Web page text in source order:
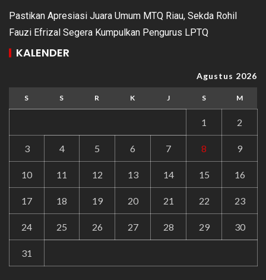
Pastikan Apresiasi Juara Umum MTQ Riau, Sekda Rohil
Fauzi Efrizal Segera Kumpulkan Pengurus LPTQ
KALENDER
Agustus 2026
S S R K J S M
1 2
3 4 5 6 7 8 9
10 11 12 13 14 15 16
17 18 19 20 21 22 23
24 25 26 27 28 29 30
31